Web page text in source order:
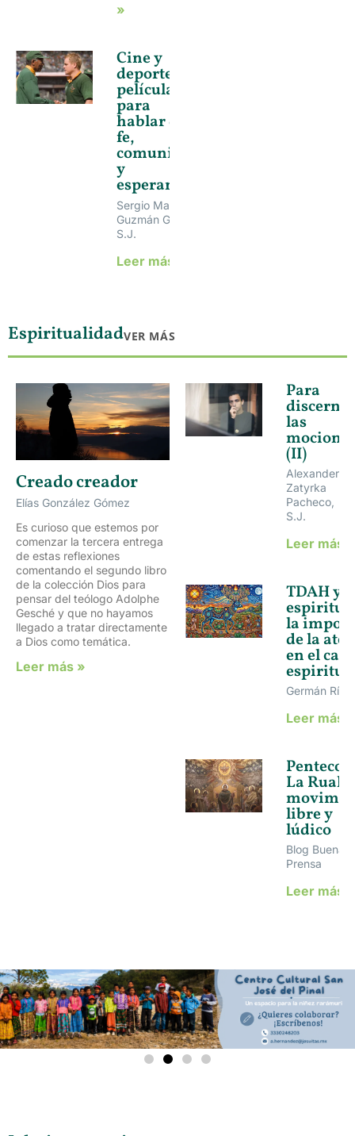
»
Cine y
deporte:
películas
para
hablar de
fe,
comunidad
y
esperanza
Sergio Manuel
Guzmán García,
S.J.
Leer más »
EspiritualidadVER MÁS
Creado creador
Elías González Gómez
Es curioso que estemos por
comenzar la tercera entrega
de estas reflexiones
comentando el segundo libro
de la colección Dios para
pensar del teólogo Adolphe
Gesché y que no hayamos
llegado a tratar directamente
a Dios como temática.
Leer más »
Para
discernir
las
(II)
Alexander
Zatyrka
Pacheco,
S.J.
Leer más »
TDAH y
la
de la
en el
Germán
Leer más »
La Ruah
libre y
lúdico
Blog Buena
Prensa
Leer más »